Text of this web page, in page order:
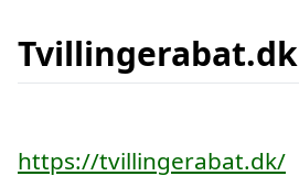
Tvillingerabat.dk
https://tvillingerabat.dk/